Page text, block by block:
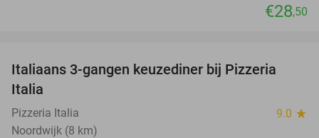
€28,50
42%
Italiaans 3-gangen keuzediner bij Pizzeria
Italia
Pizzeria Italia 9.0 star
Noordwijk (8 km)